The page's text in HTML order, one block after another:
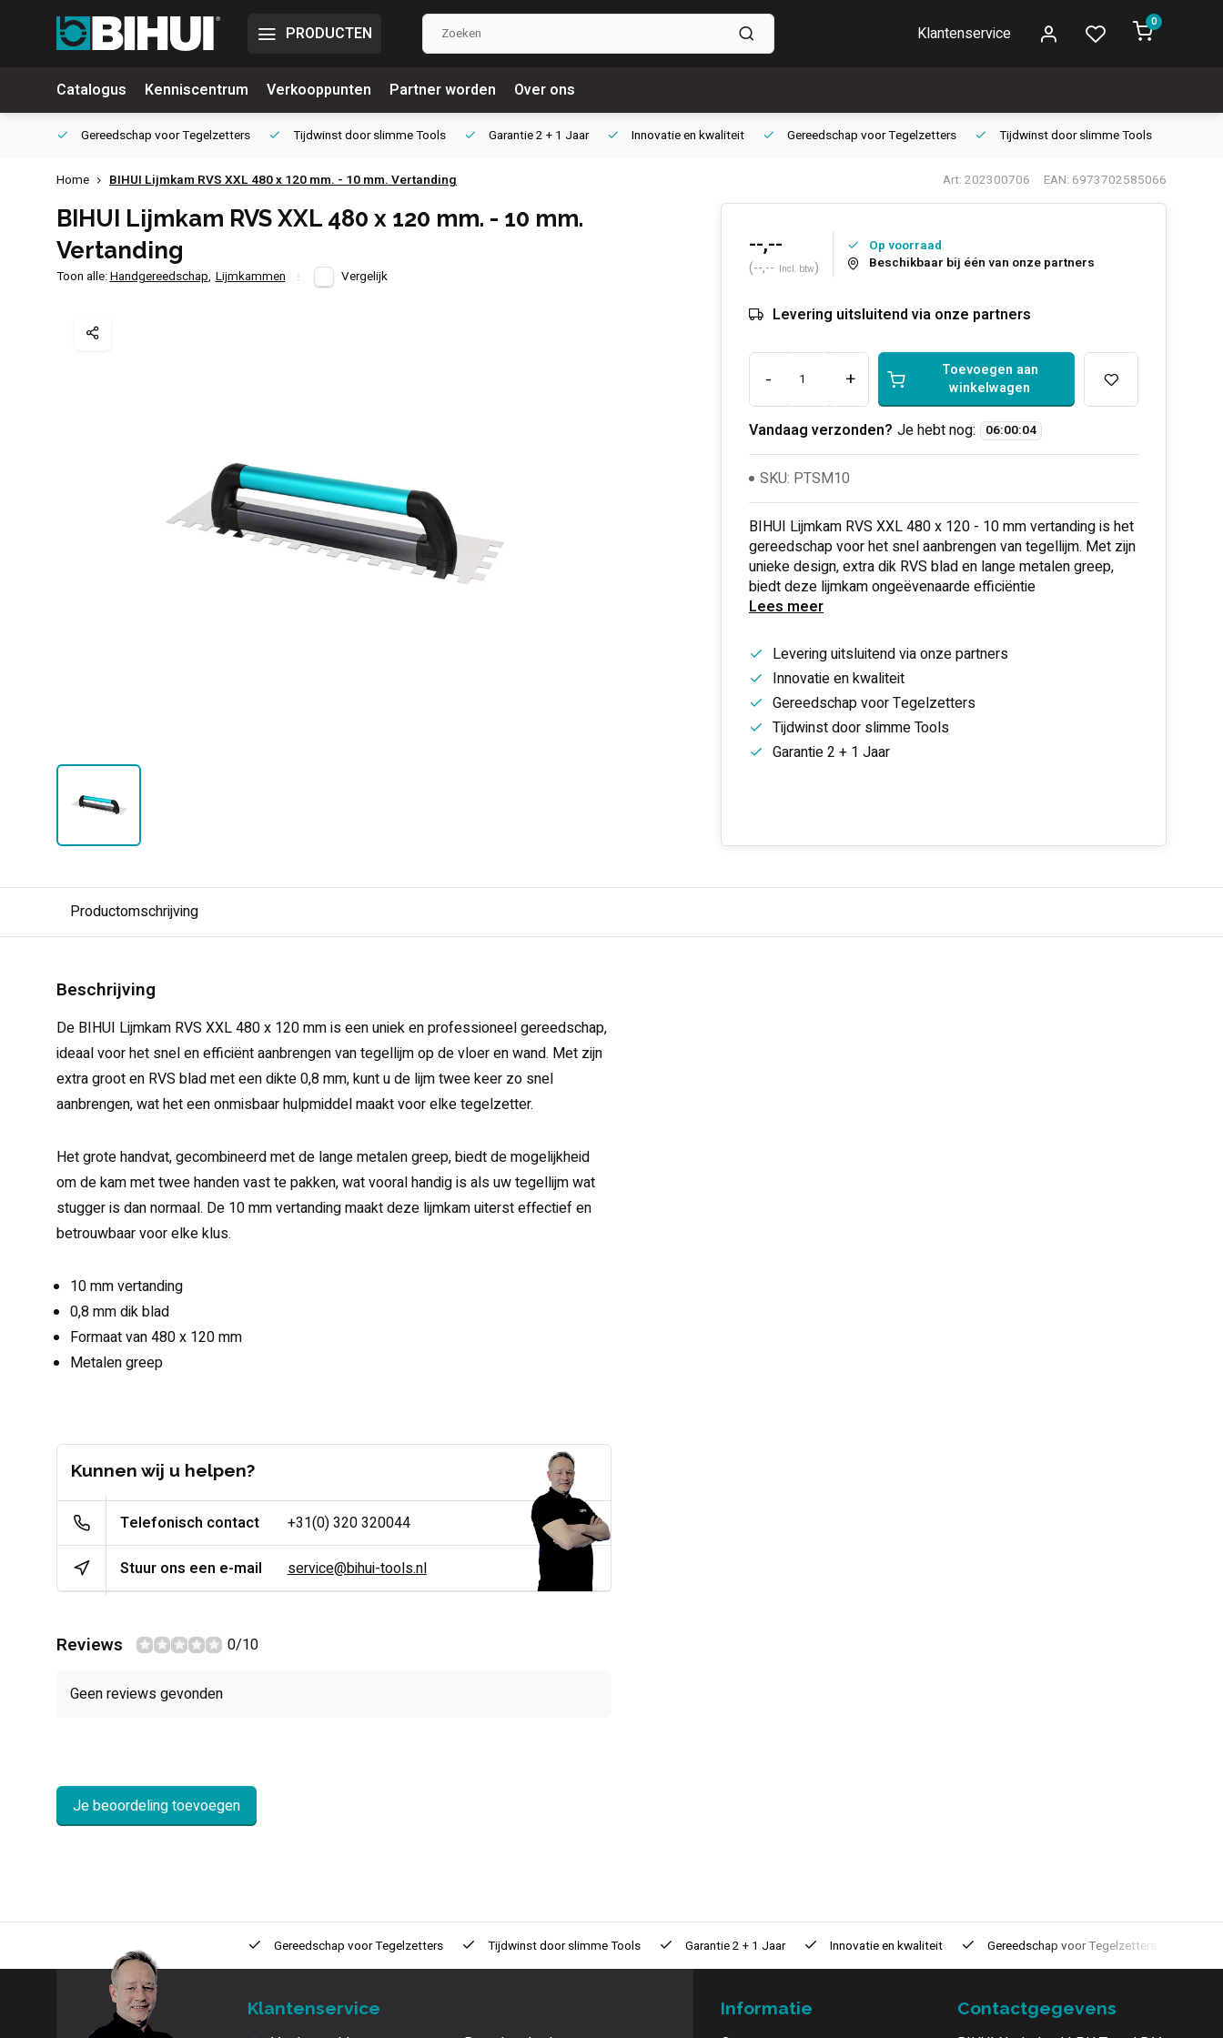
PRODUCTEN Klantenservice
0
Catalogus Kenniscentrum Verkooppunten Partner worden Over ons
Gereedschap voorTegelzetters Tijdwinst doorslimme Tools Garantie2 + 1 Jaar Innovatieen kwaliteit Gereedschap voorTegelzetters Tijdwinst doorslimme Tools
Home BIHUI Lijmkam RVS XXL 480 x 120 mm. - 10 mm. Vertanding Art: 202300706 EAN: 6973702585066
BIHUI Lijmkam RVS XXL 480 x 120 mm. - 10 mm.
Vertanding
Toon alle:Handgereedschap, Lijmkammen Vergelijk
--,--
(--,-- Incl. btw)
Op voorraad
Beschikbaar bij één van onze partners
Levering uitsluitend via onze partners
- +
Toevoegen aan
winkelwagen
Vandaag verzonden? Je hebt nog: 06:00:04
SKU: PTSM10
BIHUI Lijmkam RVS XXL 480 x 120 - 10 mm vertanding is het
gereedschap voor het snel aanbrengen van tegellijm. Met zijn
unieke design, extra dik RVS blad en lange metalen greep,
biedt deze lijmkam ongeëvenaarde efficiëntie
Lees meer
Levering uitsluitend via onze partners
Innovatie en kwaliteit
Gereedschap voor Tegelzetters
Tijdwinst door slimme Tools
Garantie 2 + 1 Jaar
Productomschrijving
Beschrijving
De BIHUI Lijmkam RVS XXL 480 x 120 mm is een uniek en professioneel gereedschap,
ideaal voor het snel en efficiënt aanbrengen van tegellijm op de vloer en wand. Met zijn
extra groot en RVS blad met een dikte 0,8 mm, kunt u de lijm twee keer zo snel
aanbrengen, wat het een onmisbaar hulpmiddel maakt voor elke tegelzetter.
Het grote handvat, gecombineerd met de lange metalen greep, biedt de mogelijkheid
om de kam met twee handen vast te pakken, wat vooral handig is als uw tegellijm wat
stugger is dan normaal. De 10 mm vertanding maakt deze lijmkam uiterst effectief en
betrouwbaar voor elke klus.
10 mm vertanding
0,8 mm dik blad
Formaat van 480 x 120 mm
Metalen greep
Kunnen wij u helpen?
Telefonisch contact +31(0) 320 320044
Stuur ons een e-mail service@bihui-tools.nl
Reviews 0/10
Geen reviews gevonden
Je beoordeling toevoegen
Innovatie Gereedschap voorTegelzetters Tijdwinst doorslimme Tools Garantie2 + 1 Jaar Innovatieen kwaliteit Gereedschap voorTegelzetters
Klantenservice Informatie Contactgegevens